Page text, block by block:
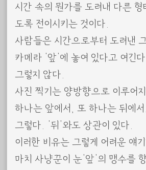
시간 속의 뭔가를 도려내 다른 형
도록 전이시키는 것이다.
사람들은 시간으로부터 도려낸
카메라 ‘앞’에 놓여 있다고 여긴다.
그렇지 않다.
사진 찍기는 양방향으로 이루어
하나는 앞에서, 또 하나는 뒤에서.
그렇다. ‘뒤’와도 상관이 있다.
이러한 비유는 그렇게 어려운 얘
마치 사냥꾼이 눈’앞’의 맹수를